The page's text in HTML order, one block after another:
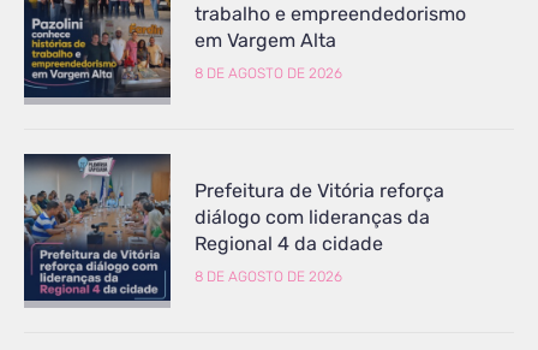
trabalho e empreendedorismo
em Vargem Alta
8 DE AGOSTO DE 2026
Prefeitura de Vitória reforça
diálogo com lideranças da
Regional 4 da cidade
8 DE AGOSTO DE 2026